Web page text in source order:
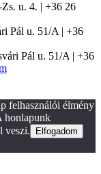
u. 4. | +36 26
Pál u. 51/A | +36
Pál u. 51/A | +36
felhasználói élmény
honlapunk
veszi.
Elfogadom